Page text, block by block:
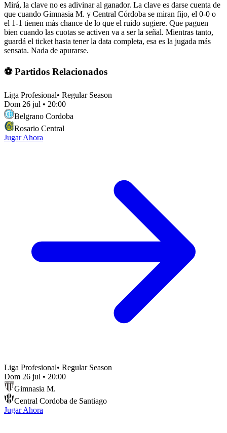
Mirá, la clave no es adivinar al ganador. La clave es darse cuenta de
que cuando Gimnasia M. y Central Córdoba se miran fijo, el 0-0 o
el 1-1 tienen más chance de lo que el ruido sugiere. Que paguen
bien cuando las cuotas se activen va a ser la señal. Mientras tanto,
guardá el ticket hasta tener la data completa, esa es la jugada más
sensata. Nada de apurarse.
⚽ Partidos Relacionados
Liga Profesional• Regular Season
Dom 26 jul • 20:00
Belgrano Cordoba
Rosario Central
Jugar Ahora
Liga Profesional• Regular Season
Dom 26 jul • 20:00
Gimnasia M.
Central Cordoba de Santiago
Jugar Ahora